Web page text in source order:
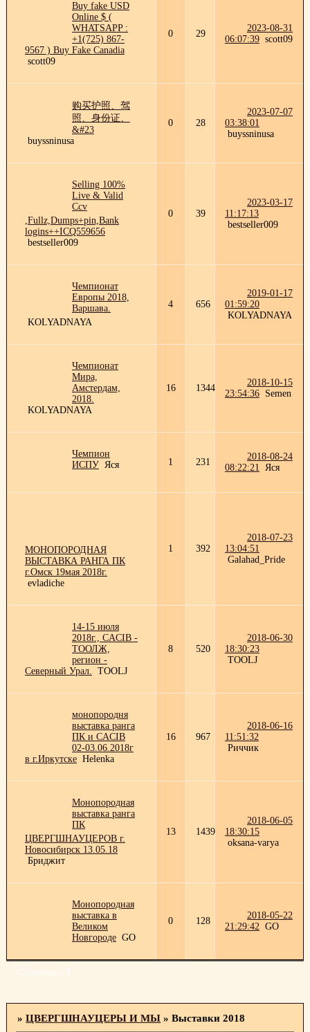
Buy fake USD
Online $ (
WHATSAPP :
+1(725) 867-
9567 ) Buy Fake Canadia
scott09
0 29
2023-08-31
06:07:39 scott09
购买护照、驾
照、身份证、
&#23
buyssninusa
0 28
2023-07-07
03:38:01
buyssninusa
Selling 100%
Live & Valid
Ccv
,Fullz,Dumps+pin,Bank
logins++ICQ559656
bestseller009
0 39
2023-03-17
11:17:13
bestseller009
Чемпионат
Европы 2018,
Варшава.
KOLYADNAYA
4 656
2019-01-17
01:59:20
KOLYADNAYA
Чемпионат
Мира,
Амстердам,
2018.
KOLYADNAYA
16 1344
2018-10-15
23:54:36
Semen
Чемпион
ИСПУ Яся 1 231
2018-08-24
08:22:21 Яся
МОНОПОРОДНАЯ
ВЫСТАВКА РАНГА ПК
г.Омск 19мая 2018г.
evladiche
1 392
2018-07-23
13:04:51
Galahad_Pride
14-15 июля
2018г., CACIB -
ТООЛЖ,
регион -
Северный Урал. TOOLJ
8 520
2018-06-30
18:30:23
TOOLJ
монопородня
выставка ранга
ПК и CACIB
02-03.06.2018г
в г.Иркутске Helenka
16 967
2018-06-16
11:51:32
Риччик
Монопородная
выставка ранга
ПК
ЦВЕРГШНАУЦЕРОВ г.
Новосибирск 13.05.18
Бриджит
13 1439
2018-06-05
18:30:15
oksana-varya
Монопородная
выставка в
Великом
Новгороде GO
0 128
2018-05-22
21:29:42 GO
Страница: 1
»ЦВЕРГШНАУЦЕРЫ И МЫ »Выставки 2018